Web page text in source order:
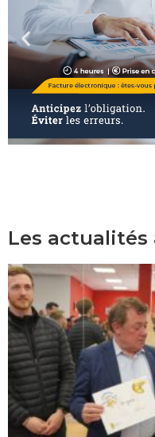
Les actualités